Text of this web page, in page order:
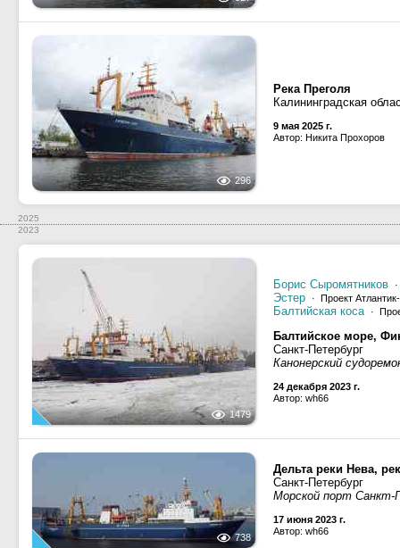
296
Река Преголя
Калининградская
9 мая 2025 г.
Автор: Никита Прохоров
2025
2023
1479
Борис Сыромятников
Эстер · Проект
Балтийская коса ·
Балтийское море,
Санкт-Петербург
Канонерский
24 декабря 2023 г.
Автор: wh66
738
Дельта реки Нева,
Санкт-Петербург
Морской порт Санкт-
17 июня 2023 г.
Автор: wh66